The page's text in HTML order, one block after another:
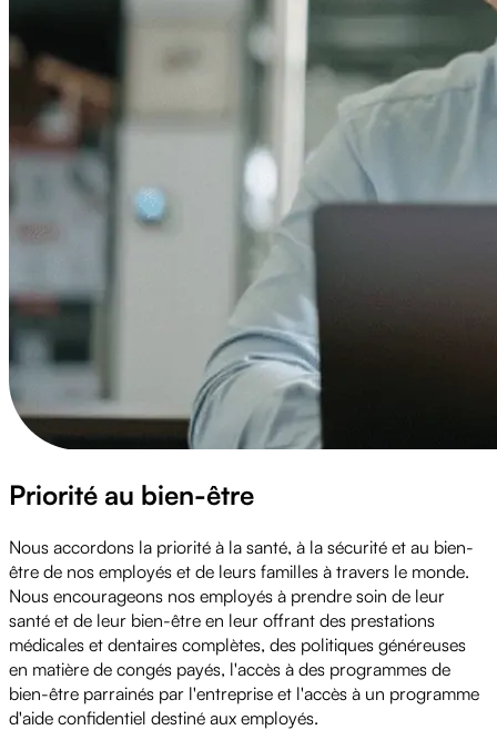
Priorité au bien-être
Nous accordons la priorité à la santé, à la sécurité et au bien-
être de nos employés et de leurs familles à travers le monde.
Nous encourageons nos employés à prendre soin de leur
santé et de leur bien-être en leur offrant des prestations
médicales et dentaires complètes, des politiques généreuses
en matière de congés payés, l'accès à des programmes de
bien-être parrainés par l'entreprise et l'accès à un programme
d'aide confidentiel destiné aux employés.